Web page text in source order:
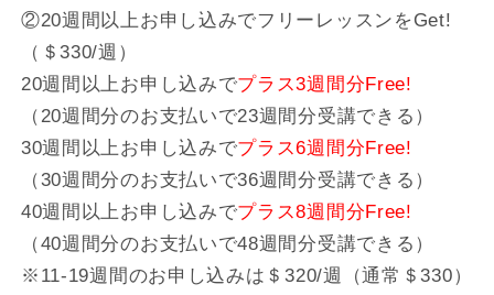
②20週間以上お申し込みでフリーレッスンをGet!
（＄330/週）
20週間以上お申し込みでプラス3週間分Free!
（20週間分のお支払いで23週間分受講できる）
30週間以上お申し込みでプラス6週間分Free!
（30週間分のお支払いで36週間分受講できる）
40週間以上お申し込みでプラス8週間分Free!
（40週間分のお支払いで48週間分受講できる）
※11-19週間のお申し込みは＄320/週（通常＄330）